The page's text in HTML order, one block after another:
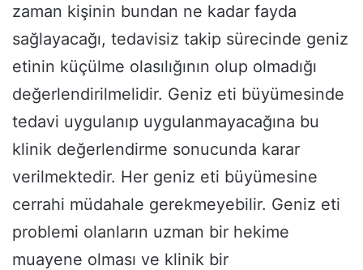
zaman kişinin bundan ne kadar fayda
sağlayacağı, tedavisiz takip sürecinde geniz
etinin küçülme olasılığının olup olmadığı
değerlendirilmelidir. Geniz eti büyümesinde
tedavi uygulanıp uygulanmayacağına bu
klinik değerlendirme sonucunda karar
verilmektedir. Her geniz eti büyümesine
cerrahi müdahale gerekmeyebilir. Geniz eti
problemi olanların uzman bir hekime
muayene olması ve klinik bir